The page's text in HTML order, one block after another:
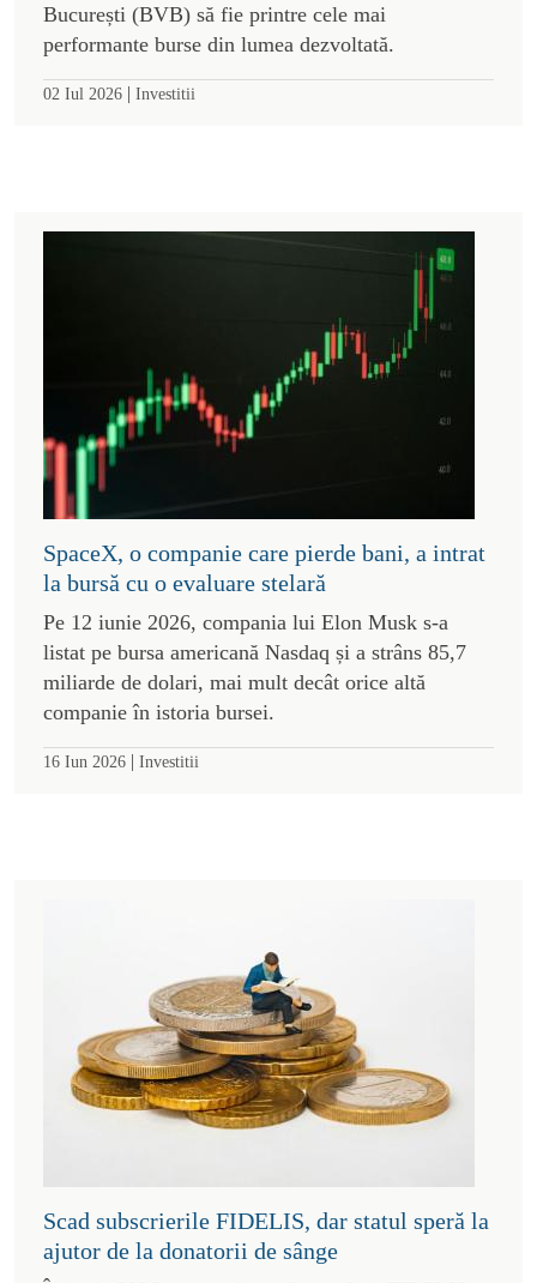
București (BVB) să fie printre cele mai
performante burse din lumea dezvoltată.
02 Iul 2026 | Investitii
SpaceX, o companie care pierde bani, a intrat
la bursă cu o evaluare stelară
Pe 12 iunie 2026, compania lui Elon Musk s-a
listat pe bursa americană Nasdaq și a strâns 85,7
miliarde de dolari, mai mult decât orice altă
companie în istoria bursei.
16 Iun 2026 | Investitii
Scad subscrierile FIDELIS, dar statul speră la
ajutor de la donatorii de sânge